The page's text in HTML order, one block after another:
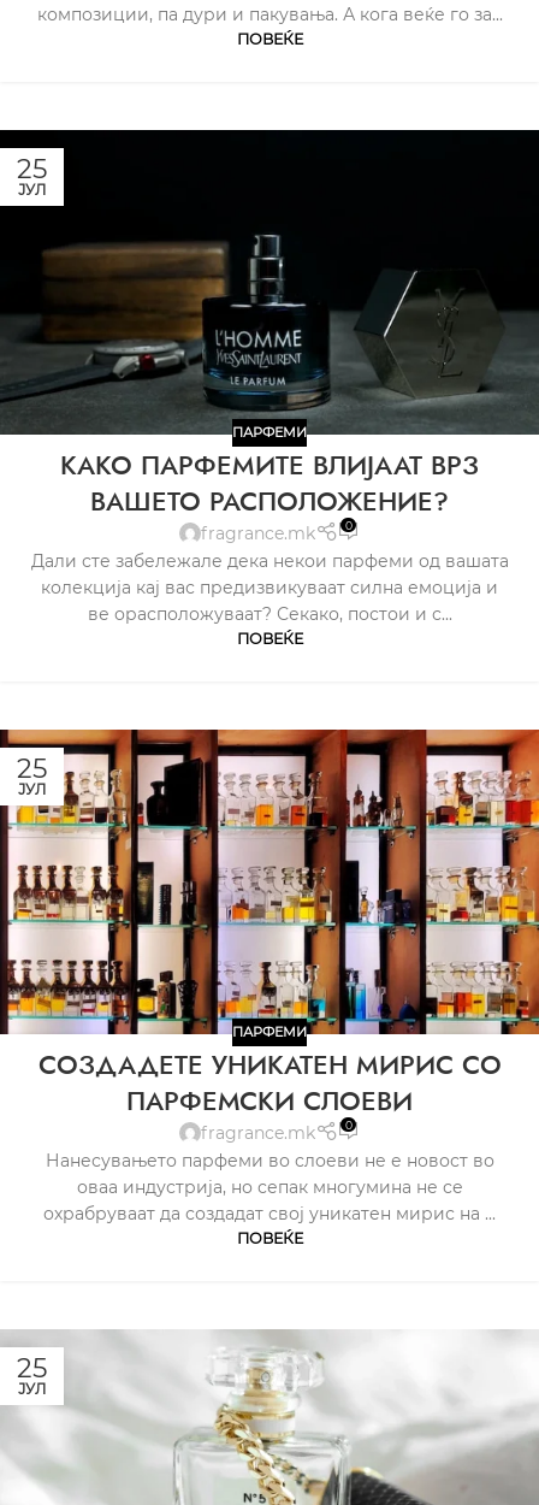
композиции, па дури и пакувања. А кога веќе го за...
ПОВЕЌЕ
25
ЈУЛ
ПАРФЕМИ
КАКО ПАРФЕМИТЕ ВЛИЈААТ ВРЗ
ВАШЕТО РАСПОЛОЖЕНИЕ?
fragrance.mk 0
Дали сте забележале дека некои парфеми од вашата
колекција кај вас предизвикуваат силна емоција и
ве орасположуваат? Секако, постои и с...
ПОВЕЌЕ
25
ЈУЛ
ПАРФЕМИ
СОЗДАДЕТЕ УНИКАТЕН МИРИС СО
ПАРФЕМСКИ СЛОЕВИ
fragrance.mk 0
Нанесувањето парфеми во слоеви не е новост во
оваа индустрија, но сепак многумина не се
охрабруваат да создадат свој уникатен мирис на ...
ПОВЕЌЕ
25
ЈУЛ